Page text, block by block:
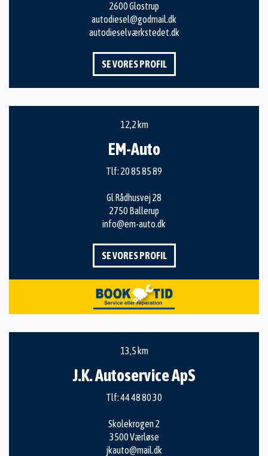
2600 Glostrup
autodiesel@godmail.dk
autodieselværkstedet.dk
SE VORES PROFIL
12,2 km
EM-Auto
Tlf: 20 85 85 89
Gl Rådhusvej 28
2750 Ballerup
info@em-auto.dk
SE VORES PROFIL
13,5 km
J.K. Autoservice ApS
Tlf:44 48 80 30
Skolekrogen 2
3500 Værløse
jkauto@mail.dk